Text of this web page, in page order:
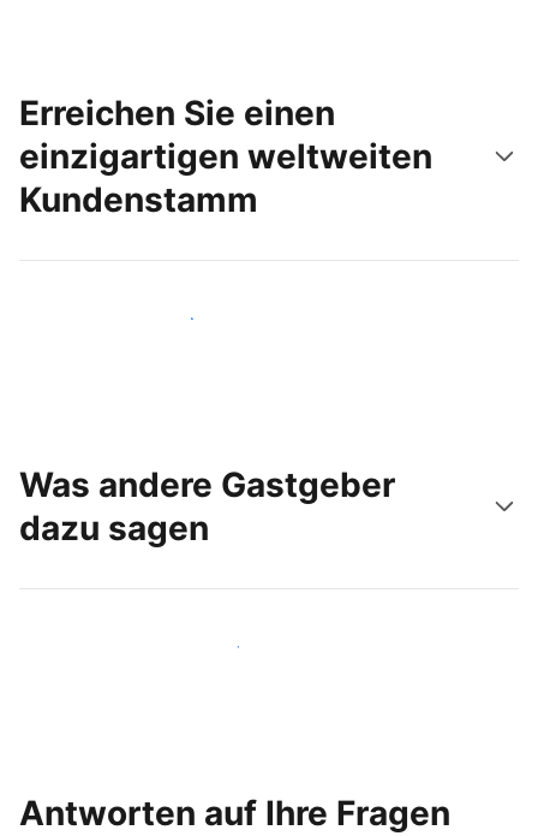
Erreichen Sie einen
einzigartigen weltweiten
Kundenstamm
Noch heute neue Gäste erreichen
Was andere Gastgeber
dazu sagen
Schließen Sie sich Gastgebern wie Ihnen an
Antworten auf Ihre Fragen